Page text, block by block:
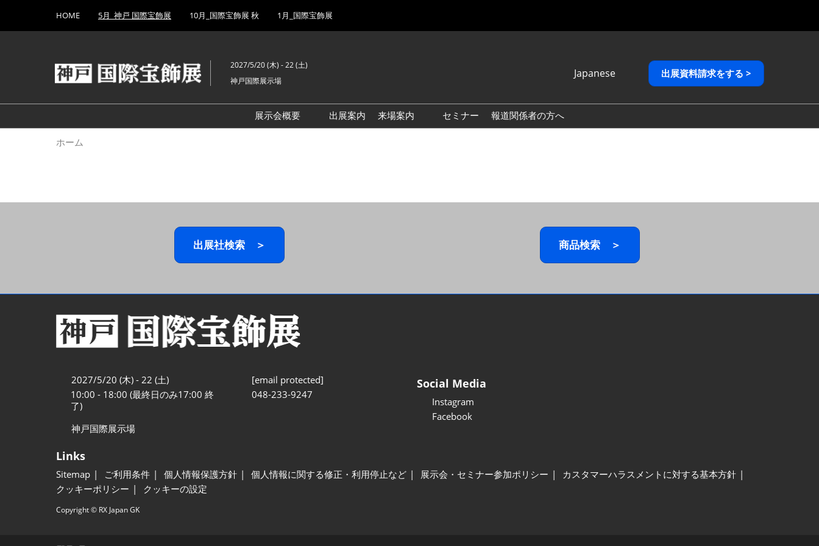
キ
し
て
to
HOME 5月_神戸 国際宝飾展 10月_国際宝飾展 秋 1月_国際宝飾展
2027/5/20 (木) - 22 (土)
神戸国際展示場
Japanese
English
繁體中文
出展資料請求をする >
展示会概要
出展案内
来場案内
セミナー 報道関係者の方へ
ホーム
出展社検索 ＞ 商品検索 ＞
2027/5/20 (木) - 22 (土)
10:00 - 18:00 (最終日のみ17:00 終
了)
神戸国際展示場
[email protected]
048-233-9247
Social Media
Instagram
Facebook
Links
Sitemap ご利用条件 個人情報保護方針 個人情報に関する修正・利用停止など 展示会・セミナー参加ポリシー
カスタマーハラスメントに対する基本方針
クッキーポリシー
クッキーの設定
Copyright © RX Japan GK